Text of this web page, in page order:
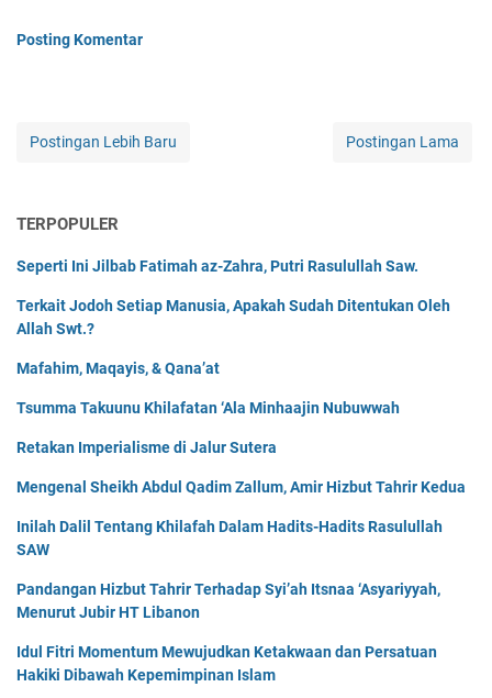
Posting Komentar
Postingan Lebih Baru Postingan Lama
TERPOPULER
Seperti Ini Jilbab Fatimah az-Zahra, Putri Rasulullah Saw.
Terkait Jodoh Setiap Manusia, Apakah Sudah Ditentukan Oleh
Allah Swt.?
Mafahim, Maqayis, & Qana’at
Tsumma Takuunu Khilafatan ‘Ala Minhaajin Nubuwwah
Retakan Imperialisme di Jalur Sutera
Mengenal Sheikh Abdul Qadim Zallum, Amir Hizbut Tahrir Kedua
Inilah Dalil Tentang Khilafah Dalam Hadits-Hadits Rasulullah
SAW
Pandangan Hizbut Tahrir Terhadap Syi’ah Itsnaa ‘Asyariyyah,
Menurut Jubir HT Libanon
Idul Fitri Momentum Mewujudkan Ketakwaan dan Persatuan
Hakiki Dibawah Kepemimpinan Islam